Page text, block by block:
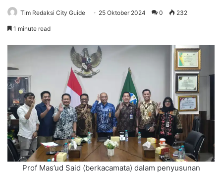
Tim Redaksi City Guide 25 Oktober 2024 0 232
1 minute read
Prof Mas’ud Said (berkacamata) dalam penyusunan